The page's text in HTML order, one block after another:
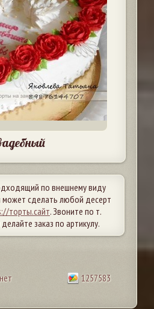
по внешнему виду
может сделать любой десерт
торты.сайт. Звоните по т.
заказ по артикулу.
1257583